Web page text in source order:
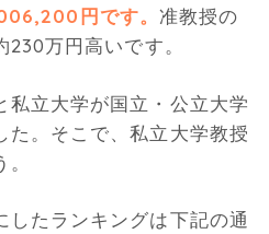
円です。 准教授の
万円高いです。
私立大学が国立・公立大学
た。そこで、私立大学教授
したランキングは下記の通